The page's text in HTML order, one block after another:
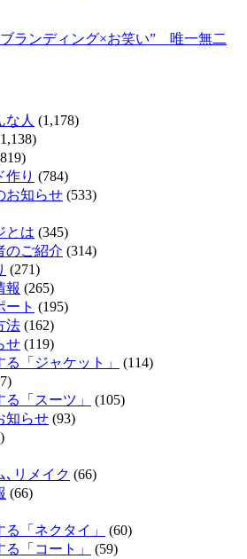
ランディング×お笑い” 唯一無二
な人 (1,178)
作り (784)
お知らせ (533)
とは (345)
のご紹介 (314)
(271)
報 (265)
ート (195)
法 (162)
せ (119)
「ジャケット」
(114)
「スーツ」
(105)
知らせ (93)
､リメイク (66)
(66)
「ネクタイ」
(60)
「コート」
(59)